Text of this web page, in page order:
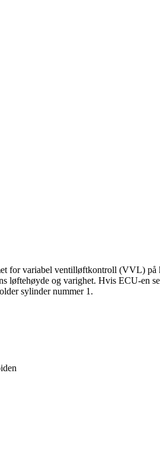
for variabel ventilløftkontroll (VVL)
løftehøyde og varighet. Hvis ECU-en
sylinder nummer 1.